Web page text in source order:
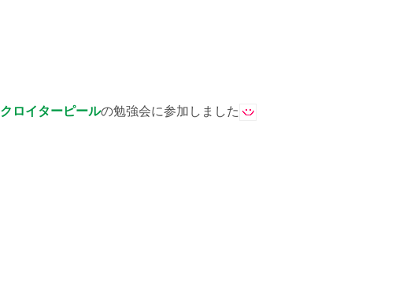
クロイターピールの勉強会に参加しました